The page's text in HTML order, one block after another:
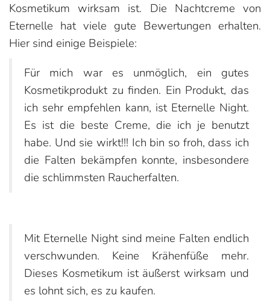
Kosmetikum wirksam ist. Die Nachtcreme von
Eternelle hat viele gute Bewertungen erhalten.
Hier sind einige Beispiele:
Für mich war es unmöglich, ein gutes
Kosmetikprodukt zu finden. Ein Produkt, das
ich sehr empfehlen kann, ist Eternelle Night.
Es ist die beste Creme, die ich je benutzt
habe. Und sie wirkt!!! Ich bin so froh, dass ich
die Falten bekämpfen konnte, insbesondere
die schlimmsten Raucherfalten.
Mit Eternelle Night sind meine Falten endlich
verschwunden. Keine Krähenfüße mehr.
Dieses Kosmetikum ist äußerst wirksam und
es lohnt sich, es zu kaufen.